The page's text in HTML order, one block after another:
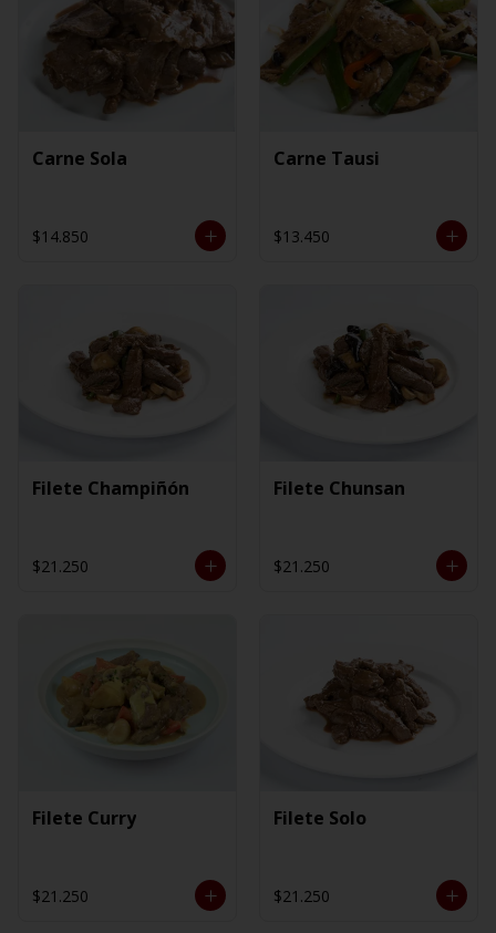
Carne Sola
$14.850
Carne Tausi
$13.450
Filete Champiñón
$21.250
Filete Chunsan
$21.250
Filete Curry
$21.250
Filete Solo
$21.250